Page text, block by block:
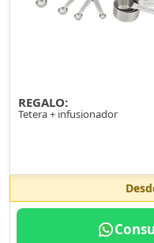
REGALO:
Tetera + infusionador